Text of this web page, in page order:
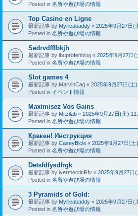
Posted in 名所や遊び場の情報
Top Casino en Ligne
最新記事 by Myrleabaddy « 2025年9月27日(
Posted in 名所や遊び場の情報
Sedrvdfflbkjh
最新記事 by ibuprofenblog « 2025年9月27日(
Posted in 名所や遊び場の情報
Slot games 4
最新記事 by MarvinCag « 2025年9月27日(土
Posted in イベント情報
Maximisez Vos Gains
最新記事 by Mitzilab « 2025年9月27日(土)
Posted in 名所や遊び場の情報
Кракен! Инструкция
最新記事 by CaseyBicle « 2025年9月27日(土
Posted in 名所や遊び場の情報
Detsfdfysdfrgk
最新記事 by ivermectinRfv « 2025年9月27日
Posted in 名所や遊び場の情報
3 Pyramids of Gold:
最新記事 by Myrleabaddy « 2025年9月27日(
Posted in 名所や遊び場の情報